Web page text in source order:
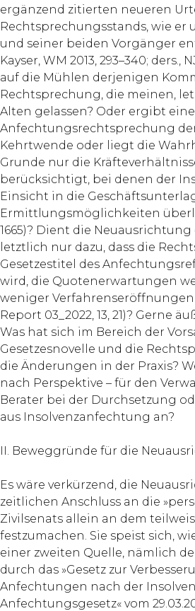
ergänzend zitierten neueren
Rechtsprechungsstands, wie er
und seiner beiden Vorgänger
Kayser, WM 2013, 293–340; ders.,
auf die Mühlen derjenigen
Rechtsprechung, die meinen,
Alten gelassen? Oder ergibt
Anfechtungsrechtsprechung
Kehrtwende oder liegt die
Grunde nur die
berücksichtigt, bei denen der
Einsicht in die
Ermittlungsmöglichkeiten
1665)? Dient die
letztlich nur dazu, dass die
Gesetzestitel des
wird, die Quotenerwartungen
weniger
Report 03_2022, 13, 21)? Gerne
Was hat sich im Bereich der
Gesetzesnovelle und die
die Änderungen in der Praxis?
nach Perspektive – für den
Berater bei der Durchsetzung
aus Insolvenzanfechtung an?
II. Beweggründe für die
Es wäre verkürzend, die
zeitlichen Anschluss an die
Zivilsenats allein an dem
festzumachen. Sie speist sich,
einer zweiten Quelle, nämlich
durch das »Gesetz zur
Anfechtungen nach der
Anfechtungsgesetz« vom